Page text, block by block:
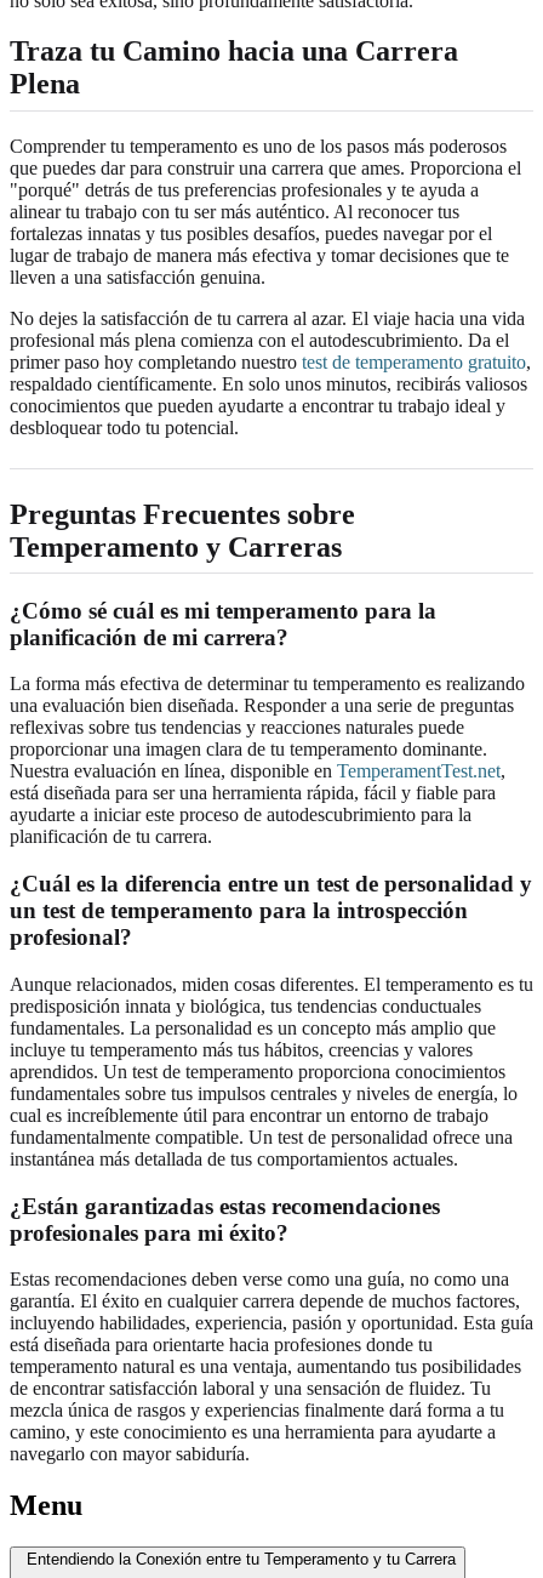
Traza tu Camino hacia una Carrera
Plena
Comprender tu temperamento es uno de los pasos más poderosos
que puedes dar para construir una carrera que ames. Proporciona el
"porqué" detrás de tus preferencias profesionales y te ayuda a
alinear tu trabajo con tu ser más auténtico. Al reconocer tus
fortalezas innatas y tus posibles desafíos, puedes navegar por el
lugar de trabajo de manera más efectiva y tomar decisiones que te
lleven a una satisfacción genuina.
No dejes la satisfacción de tu carrera al azar. El viaje hacia una vida
profesional más plena comienza con el autodescubrimiento. Da el
primer paso hoy completando nuestro test de temperamento gratuito,
respaldado científicamente. En solo unos minutos, recibirás valiosos
conocimientos que pueden ayudarte a encontrar tu trabajo ideal y
desbloquear todo tu potencial.
Preguntas Frecuentes sobre
Temperamento y Carreras
¿Cómo sé cuál es mi temperamento para la
planificación de mi carrera?
La forma más efectiva de determinar tu temperamento es realizando
una evaluación bien diseñada. Responder a una serie de preguntas
reflexivas sobre tus tendencias y reacciones naturales puede
proporcionar una imagen clara de tu temperamento dominante.
Nuestra evaluación en línea, disponible en TemperamentTest.net,
está diseñada para ser una herramienta rápida, fácil y fiable para
ayudarte a iniciar este proceso de autodescubrimiento para la
planificación de tu carrera.
¿Cuál es la diferencia entre un test de personalidad y
un test de temperamento para la introspección
profesional?
Aunque relacionados, miden cosas diferentes. El temperamento es tu
predisposición innata y biológica, tus tendencias conductuales
fundamentales. La personalidad es un concepto más amplio que
incluye tu temperamento más tus hábitos, creencias y valores
aprendidos. Un test de temperamento proporciona conocimientos
fundamentales sobre tus impulsos centrales y niveles de energía, lo
cual es increíblemente útil para encontrar un entorno de trabajo
fundamentalmente compatible. Un test de personalidad ofrece una
instantánea más detallada de tus comportamientos actuales.
¿Están garantizadas estas recomendaciones
profesionales para mi éxito?
Estas recomendaciones deben verse como una guía, no como una
garantía. El éxito en cualquier carrera depende de muchos factores,
incluyendo habilidades, experiencia, pasión y oportunidad. Esta guía
está diseñada para orientarte hacia profesiones donde tu
temperamento natural es una ventaja, aumentando tus posibilidades
de encontrar satisfacción laboral y una sensación de fluidez. Tu
mezcla única de rasgos y experiencias finalmente dará forma a tu
camino, y este conocimiento es una herramienta para ayudarte a
navegarlo con mayor sabiduría.
Menu
Entendiendo la Conexión entre tu Temperamento y tu Carrera